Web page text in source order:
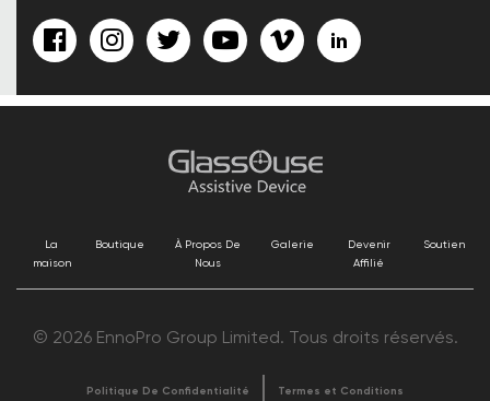
La
maison
Boutique
À Propos De
Nous
Galerie
Devenir
Affilié
Soutien
© 2026 EnnoPro Group Limited. Tous droits réservés.
Politique De Confidentialité Termes et Conditions